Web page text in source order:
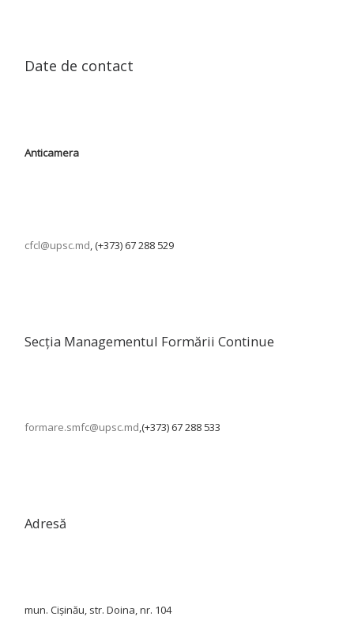
Date de contact
Anticamera
cfcl@upsc.md, (+373) 67 288 529
Secția Managementul Formării Continue
formare.smfc@upsc.md,(+373) 67 288 533
Adresă
mun. Cișinău, str. Doina, nr. 104